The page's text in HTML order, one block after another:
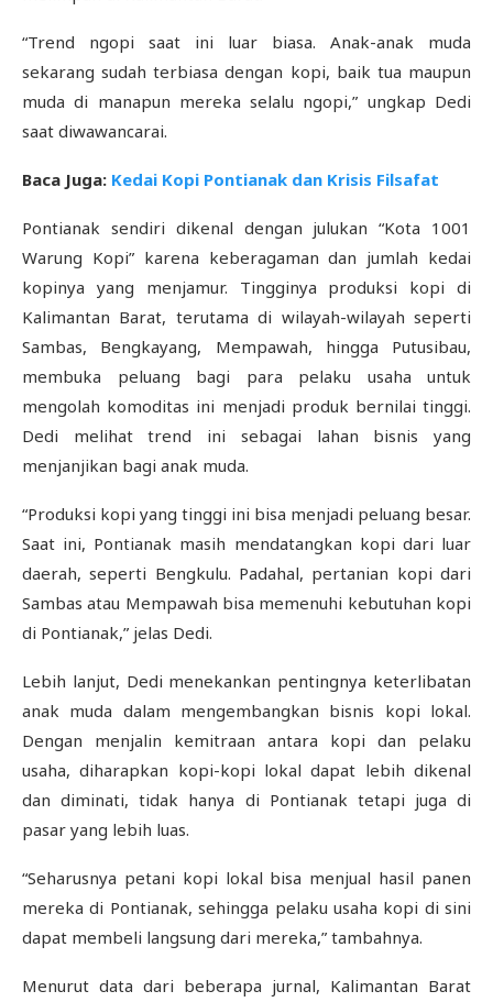
“Trend ngopi saat ini luar biasa. Anak-anak muda
sekarang sudah terbiasa dengan kopi, baik tua maupun
muda di manapun mereka selalu ngopi,” ungkap Dedi
saat diwawancarai.
Baca Juga: Kedai Kopi Pontianak dan Krisis Filsafat
Pontianak sendiri dikenal dengan julukan “Kota 1001
Warung Kopi” karena keberagaman dan jumlah kedai
kopinya yang menjamur. Tingginya produksi kopi di
Kalimantan Barat, terutama di wilayah-wilayah seperti
Sambas, Bengkayang, Mempawah, hingga Putusibau,
membuka peluang bagi para pelaku usaha untuk
mengolah komoditas ini menjadi produk bernilai tinggi.
Dedi melihat trend ini sebagai lahan bisnis yang
menjanjikan bagi anak muda.
“Produksi kopi yang tinggi ini bisa menjadi peluang besar.
Saat ini, Pontianak masih mendatangkan kopi dari luar
daerah, seperti Bengkulu. Padahal, pertanian kopi dari
Sambas atau Mempawah bisa memenuhi kebutuhan kopi
di Pontianak,” jelas Dedi.
Lebih lanjut, Dedi menekankan pentingnya keterlibatan
anak muda dalam mengembangkan bisnis kopi lokal.
Dengan menjalin kemitraan antara kopi dan pelaku
usaha, diharapkan kopi-kopi lokal dapat lebih dikenal
dan diminati, tidak hanya di Pontianak tetapi juga di
pasar yang lebih luas.
“Seharusnya petani kopi lokal bisa menjual hasil panen
mereka di Pontianak, sehingga pelaku usaha kopi di sini
dapat membeli langsung dari mereka,” tambahnya.
Menurut data dari beberapa jurnal, Kalimantan Barat